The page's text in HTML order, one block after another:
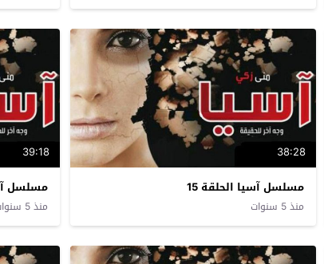
38:28
مسلسل آسيا الحلقة 15
منذ 5 سنوات
39:18
مسلسل
منذ 5 سنوات